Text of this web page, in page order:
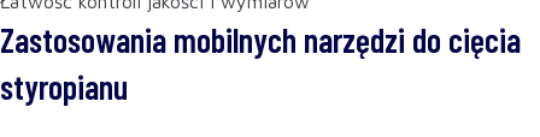
Zastosowania mobilnych narzędzi do cięcia
styropianu